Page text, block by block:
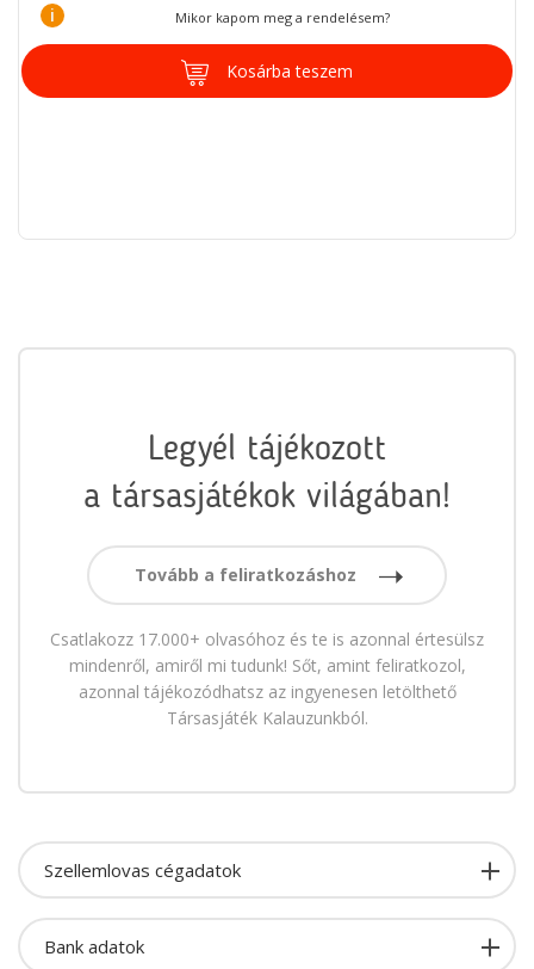
i Mikor kapom meg a rendelésem?
Kosárba teszem
Legyél tájékozott
a társasjátékok világában!
Tovább a feliratkozáshoz
Csatlakozz 17.000+ olvasóhoz és te is azonnal értesülsz
mindenről, amiről mi tudunk! Sőt, amint feliratkozol,
azonnal tájékozódhatsz az ingyenesen letölthető
Társasjáték Kalauzunkból.
Szellemlovas cégadatok
Bank adatok